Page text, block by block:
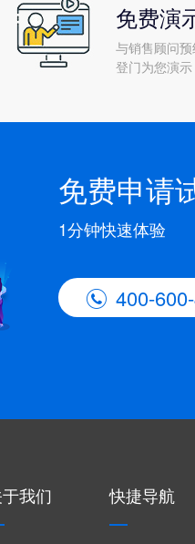
免费演
与销售顾问
登门为您演示
免费申请
1分钟快速体验
 400-
我们 快捷导航